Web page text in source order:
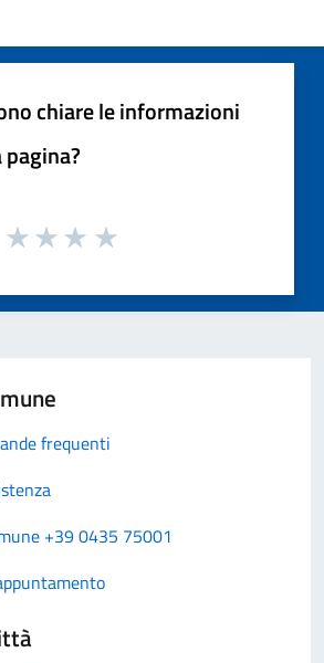
chiare le informazioni
frequenti
+39 0435 75001